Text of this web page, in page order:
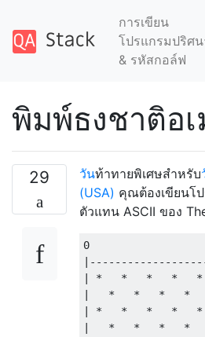
การเขียน
โปรแกรมปริศน
& รหัสกอล์ฟ
พิมพ์ธงชาติอ
29 วันท้าทายพิเศษสำหรับ
(USA) คุณต้องเขียนโ
ตัวแทน ASCII ของ
0
| *   *   *   *   *   *
|   *   *   *   *
| *   *   *   *
|   *   *   *   *   *